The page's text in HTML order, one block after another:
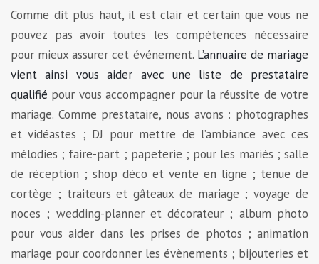
Comme dit plus haut, il est clair et certain que vous ne
pouvez pas avoir toutes les compétences nécessaire
pour mieux assurer cet événement. L’annuaire de mariage
vient ainsi vous aider avec une liste de prestataire
qualifié pour vous accompagner pour la réussite de votre
mariage. Comme prestataire, nous avons : photographes
et vidéastes ; DJ pour mettre de l’ambiance avec ces
mélodies ; faire-part ; papeterie ; pour les mariés ; salle
de réception ; shop déco et vente en ligne ; tenue de
cortège ; traiteurs et gâteaux de mariage ; voyage de
noces ; wedding-planner et décorateur ; album photo
pour vous aider dans les prises de photos ; animation
mariage pour coordonner les évènements ; bijouteries et